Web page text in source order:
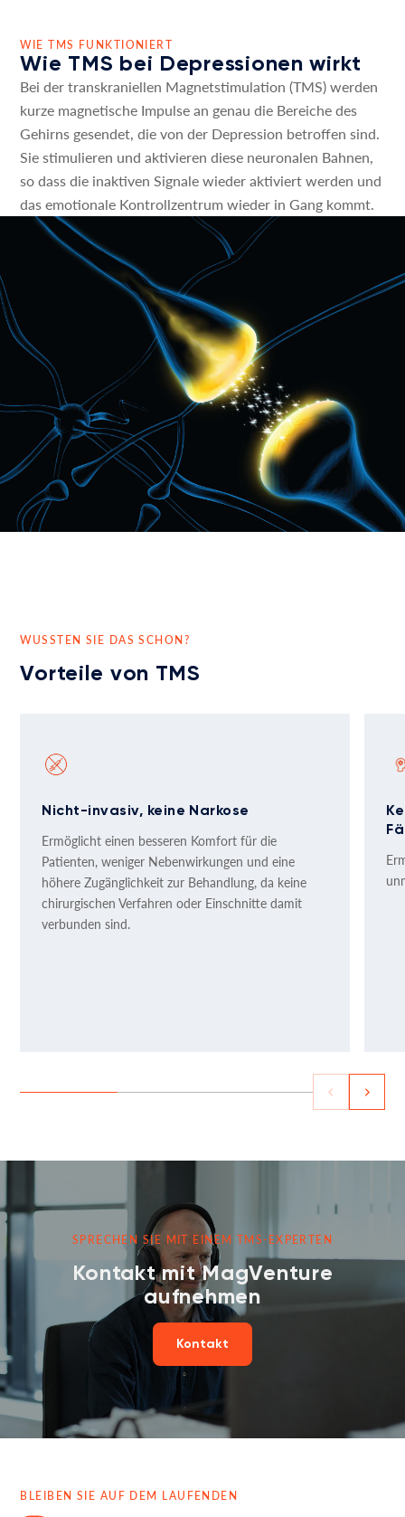
WIE TMS FUNKTIONIERT
Wie TMS bei Depressionen wirkt
Bei der transkraniellen Magnetstimulation (TMS) werden
kurze magnetische Impulse an genau die Bereiche des
Gehirns gesendet, die von der Depression betroffen sind.
Sie stimulieren und aktivieren diese neuronalen Bahnen,
so dass die inaktiven Signale wieder aktiviert werden und
das emotionale Kontrollzentrum wieder in Gang kommt.
WUSSTEN SIE DAS SCHON?
Vorteile von TMS
Nicht-invasiv, keine Narkose
Ermöglicht einen besseren Komfort für die
Patienten, weniger Nebenwirkungen und eine
höhere Zugänglichkeit zur Behandlung, da keine
chirurgischen Verfahren oder Einschnitte damit
verbunden sind.
SPRECHEN SIE MIT EINEM TMS-EXPERTEN
Kontakt mit MagVenture
aufnehmen
Kontakt
BLEIBEN SIE AUF DEM LAUFENDEN